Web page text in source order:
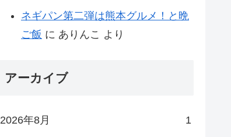
ネギパン第二弾は熊本グルメ！と晩
ご飯 に ありんこ より
アーカイブ
2026年8月 1